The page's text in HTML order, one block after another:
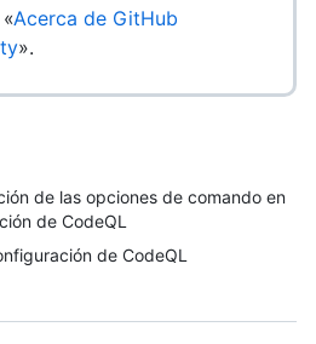
Acerca de GitHub
».
de las opciones de comando en
de CodeQL
de CodeQL